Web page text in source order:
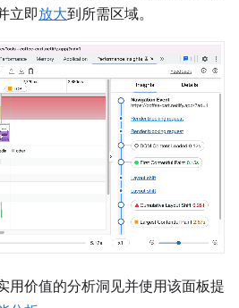
立即放大到所需区域。
用价值的分析洞见并使用该面板提